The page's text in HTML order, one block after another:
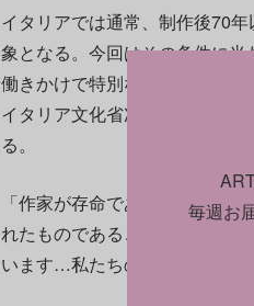
イタリアでは通常、制作後70年
象となる。今回はその条件に
働きかけで特別な措置が取られ
イタリア文化省次官のヴィッ
る。
「作家が存命であるかどうか
れたものであることを考えれば
います…私たちの役割は、（現
毎週お